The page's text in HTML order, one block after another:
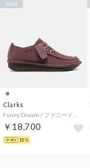
Clarks
￥18,700
NEW
15%